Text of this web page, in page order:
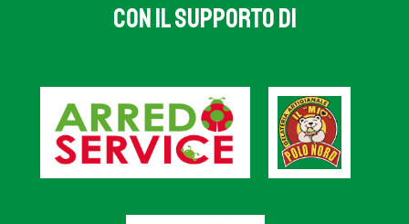
CON IL SUPPORTO DI